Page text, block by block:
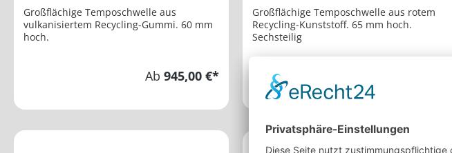
Großflächige Temposchwelle aus
vulkanisiertem Recycling-Gummi. 60 mm
hoch.
Ab 945,00 €*
Großflächige Temposchwelle aus rotem
Recycling-Kunststoff. 65 mm hoch.
Sechsteilig